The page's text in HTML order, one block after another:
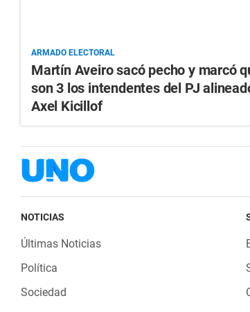
ARMADO ELECTORAL
Martín Aveiro sacó pecho y marcó
son 3 los intendentes del PJ
Axel Kicillof
NOTICIAS
Últimas Noticias
Política
Sociedad